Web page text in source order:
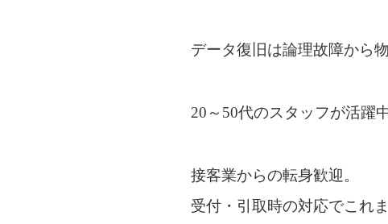
データ復旧は論理故障から
20～50代のスタッフが活躍
接客業からの転身歓迎。
受付・引取時の対応でこれ